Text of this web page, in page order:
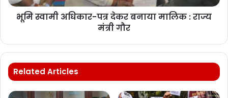
भूमि स्वामी अधिकार-पत्र देकर बनाया मालिक : राज्य
मंत्री गौर
Related Articles